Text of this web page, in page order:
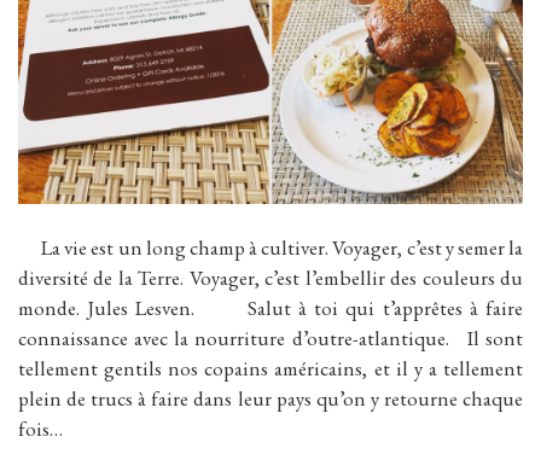
La vie est un long champ à cultiver. Voyager, c’est y semer la
diversité de la Terre. Voyager, c’est l’embellir des couleurs du
monde. Jules Lesven. Salut à toi qui t’apprêtes à faire
connaissance avec la nourriture d’outre-atlantique. Il sont
tellement gentils nos copains américains, et il y a tellement
plein de trucs à faire dans leur pays qu’on y retourne chaque
fois…